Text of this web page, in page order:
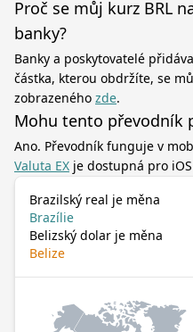
Proč se můj kurz BRL
banky?
Banky a poskytovatelé
částka, kterou obdržíte, se
zobrazeného zde.
Mohu tento převodník
Ano. Převodník funguje v
Valuta EX je dostupná pro
Brazilský real je měna
Brazílie
Belizský dolar je měna
Belize